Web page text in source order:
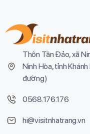
Thôn Tân Đảo, xã
Ninh Hòa, tỉnh Khánh
đường)
0568.176.176
hi@visitnhatrang.vn